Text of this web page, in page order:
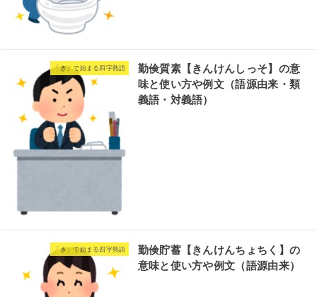
「き」で始まる四字熟語
勤倹質素【きんけんしっそ】の意
味と使い方や例文（語源由来・類
義語・対義語）
「き」で始まる四字熟語
勤倹貯蓄【きんけんちょちく】の
意味と使い方や例文（語源由来）